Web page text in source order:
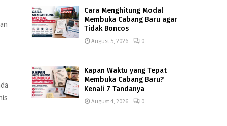
Cara Menghitung Modal
Membuka Cabang Baru agar
Tidak Boncos
August 5, 2026 0
Kapan Waktu yang Tepat
Membuka Cabang Baru?
Kenali 7 Tandanya
August 4, 2026 0